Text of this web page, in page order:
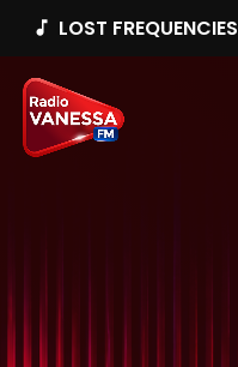
music_note LOST FREQUENCIES